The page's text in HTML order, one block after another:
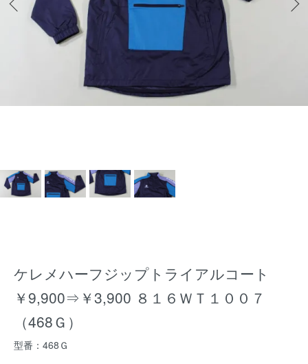
ケレメハーフジップトライアルコート
￥9,900⇒￥3,900 ８１６ＷＴ１００７
（468Ｇ）
型番：468Ｇ